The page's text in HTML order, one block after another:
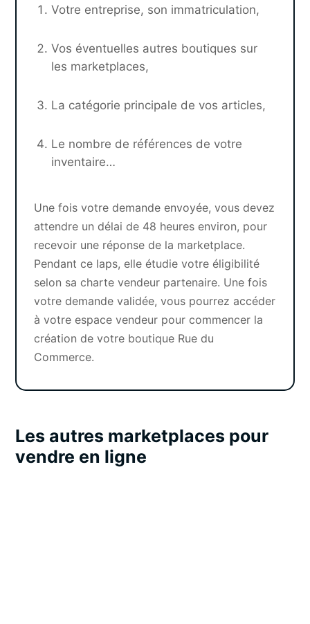
Votre entreprise, son immatriculation,
Vos éventuelles autres boutiques sur
les marketplaces,
La catégorie principale de vos articles,
Le nombre de références de votre
inventaire…
Une fois votre demande envoyée, vous devez
attendre un délai de 48 heures environ, pour
recevoir une réponse de la marketplace.
Pendant ce laps, elle étudie votre éligibilité
selon sa charte vendeur partenaire. Une fois
votre demande validée, vous pourrez accéder
à votre espace vendeur pour commencer la
création de votre boutique Rue du
Commerce.
Les autres marketplaces pour
vendre en ligne